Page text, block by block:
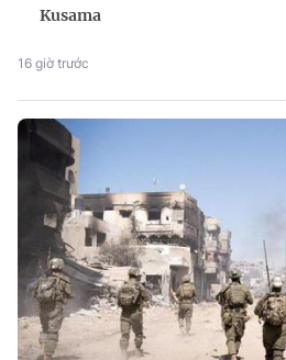
Kusama
16 giờ trước